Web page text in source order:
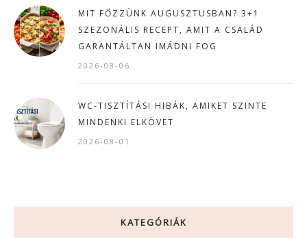
MIT FŐZZÜNK AUGUSZTUSBAN? 3+1
SZEZONÁLIS RECEPT, AMIT A CSALÁD
GARANTÁLTAN IMÁDNI FOG
2026-08-06
WC-TISZTÍTÁSI HIBÁK, AMIKET SZINTE
MINDENKI ELKÖVET
2026-08-01
KATEGÓRIÁK